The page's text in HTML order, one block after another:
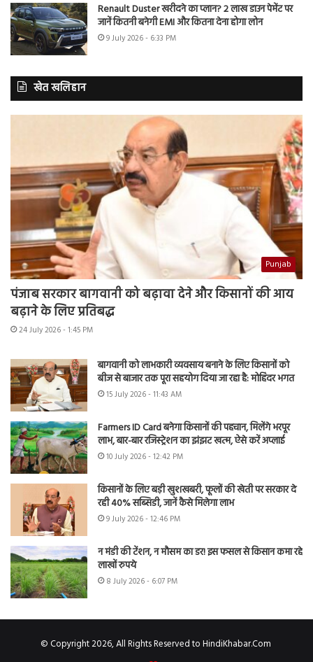
Renault Duster खरीदने का प्लान? 2 लाख डाउन पेमेंट पर
जानें कितनी बनेगी EMI और कितना देना होगा लोन
9 July 2026 - 6:33 PM
खेत खलिहान
Punjab
पंजाब सरकार बागवानी को बढ़ावा देने और किसानों की आय
बढ़ाने के लिए प्रतिबद्ध
24 July 2026 - 1:45 PM
बागवानी को लाभकारी व्यवसाय बनाने के लिए किसानों को
बीज से बाजार तक पूरा सहयोग दिया जा रहा है: मोहिंदर भगत
15 July 2026 - 11:43 AM
Farmers ID Card बनेगा किसानों की पहचान, मिलेंगे भरपूर
लाभ, बार-बार रजिस्ट्रेशन का झंझट खत्म, ऐसे करें अप्लाई
10 July 2026 - 12:42 PM
किसानों के लिए बड़ी खुशखबरी, फूलों की खेती पर सरकार दे
रही 40% सब्सिडी, जानें कैसे मिलेगा लाभ
9 July 2026 - 12:46 PM
न मंडी की टेंशन, न मौसम का डर! इस फसल से किसान कमा रहे
लाखों रुपये
8 July 2026 - 6:07 PM
© Copyright 2026, All Rights Reserved to HindiKhabar.Com